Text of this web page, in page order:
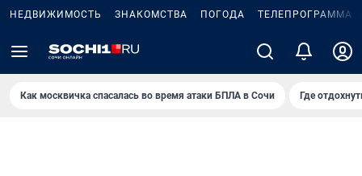
НЕДВИЖИМОСТЬ ЗНАКОМСТВА ПОГОДА ТЕЛЕПРОГРАММА
Как москвичка спасалась во время атаки БПЛА в Сочи Где